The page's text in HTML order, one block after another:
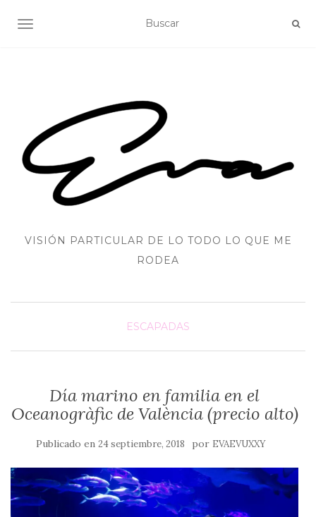
ALTERNAR NAVEGACIÓN
VISIÓN PARTICULAR DE LO TODO LO QUE ME
RODEA
ESCAPADAS
Día marino en familia en el
Oceanogràfic de València (precio alto)
Publicado en 24 septiembre, 2018 por EVAEVUXXY